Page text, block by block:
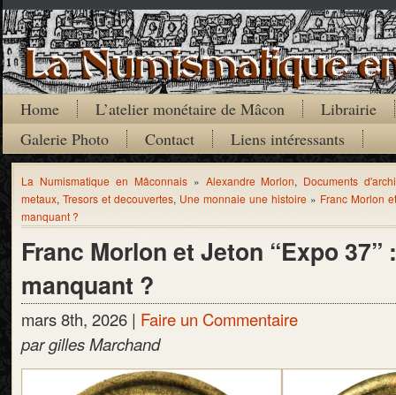
Home L’atelier monétaire de Mâcon
Librairie
Galerie Photo
Contact Liens intéressants
La Numismatique en Mâconnais» Alexandre Morlon, Documents
metaux, Tresors et decouvertes, Une monnaie une histoire » Franc Morlon
manquant ?
Franc Morlon et Jeton “Expo 37”
manquant ?
mars 8th, 2026 | Faire un Commentaire
par gilles Marchand